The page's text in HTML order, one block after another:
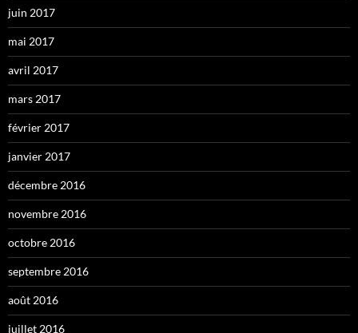
juin 2017
mai 2017
avril 2017
mars 2017
février 2017
janvier 2017
décembre 2016
novembre 2016
octobre 2016
septembre 2016
août 2016
juillet 2016